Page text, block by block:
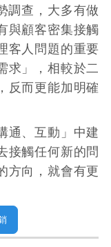
調查，大多有做
與顧客密集接觸
客人問題的重要
求」，相較於二
反而更能加明確
通、互動」中建
接觸任何新的問
方向，就會有更